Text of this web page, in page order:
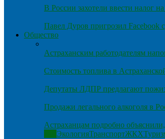
В России захотели ввести налог
Павел Дуров пригрозил Facebook
Общество
Астраханским работодателям
Стоимость топлива в
Депутаты ЛДПР предлагают
Продажи легального алкоголя в
Астраханцам подробно
ЭкологияТранспортЖКХ